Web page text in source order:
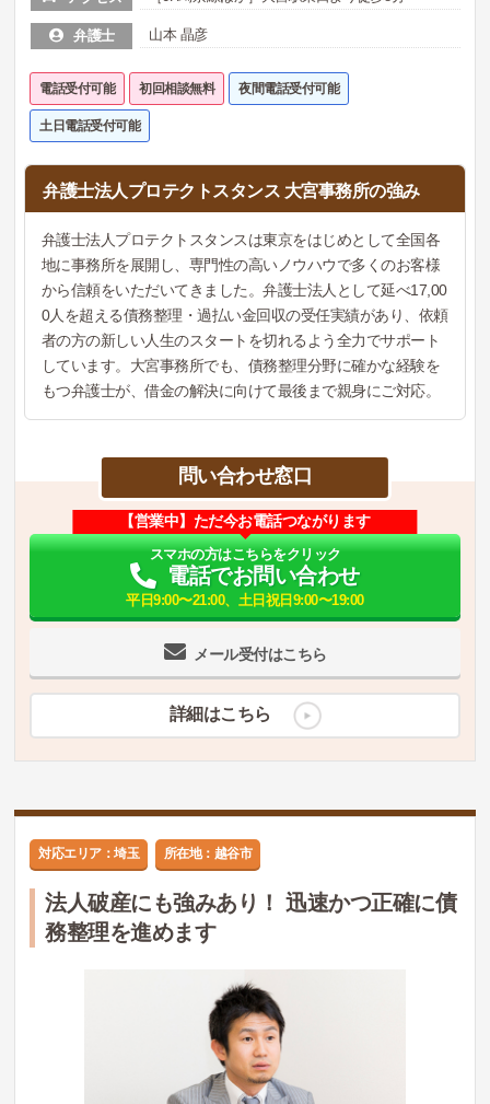
弁護士 山本 晶彦
電話受付可能 初回相談無料 夜間電話受付可能
土日電話受付可能
弁護士法人プロテクトスタンス 大宮事務所の強み
弁護士法人プロテクトスタンスは東京をはじめとして全国各
地に事務所を展開し、専門性の高いノウハウで多くのお客様
から信頼をいただいてきました。弁護士法人として延べ17,00
0人を超える債務整理・過払い金回収の受任実績があり、依頼
者の方の新しい人生のスタートを切れるよう全力でサポート
しています。大宮事務所でも、債務整理分野に確かな経験を
もつ弁護士が、借金の解決に向けて最後まで親身にご対応。
問い合わせ窓口
メール受付はこちら
【営業中】ただ今お電話つながります
スマホの方はこちらをクリック
電話でお問い合わせ
平日9:00〜21:00、土日祝日9:00〜19:00
詳細はこちら
対応エリア：埼玉 所在地：越谷市
法人破産にも強みあり！ 迅速かつ正確に債
務整理を進めます